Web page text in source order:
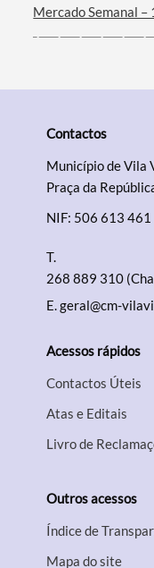
Mercado Semanal –
Contactos
Município de Vila
Praça da
NIF: 506 613 461
T.
268 889 310
E.geral@cm-
Acessos rápidos
Contactos Úteis
Atas e Editais
Livro de
Outros acessos
Índice de
Mapa do site